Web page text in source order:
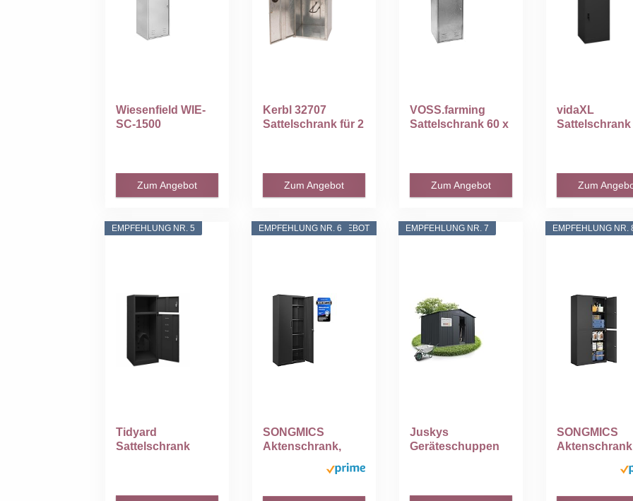
Wiesenfield WIE-
SC-1500
Zum Angebot
Kerbl 32707
Sattelschrank für 2
Zum Angebot
VOSS.farming
Sattelschrank 60 x
Zum Angebot
vidaXL
Sattelschrank
Zum
EMPFEHLUNG NR. 5
Tidyard
Sattelschrank
ANGEBOT
EMPFEHLUNG NR. 6
SONGMICS
Aktenschrank,
Mehrzweckschran
EMPFEHLUNG NR. 7
Juskys
Geräteschuppen
EMPFEHLUNG NR.
SONGMICS